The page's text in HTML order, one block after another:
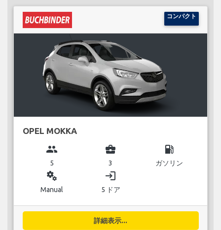
コンパクト
OPEL MOKKA
group
5
business_center
3
local_gas_station
ガソリン
miscellaneous_services
Manual
login
5 ドア
詳細表示...